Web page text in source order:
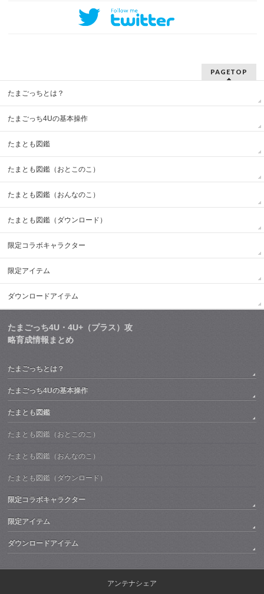
PAGETOP
たまごっちとは？
たまごっち4Uの基本操作
たまとも図鑑
たまとも図鑑（おとこのこ）
たまとも図鑑（おんなのこ）
たまとも図鑑（ダウンロード）
限定コラボキャラクター
限定アイテム
ダウンロードアイテム
たまごっち4U・4U+（プラス）攻
略育成情報まとめ
たまごっちとは？
たまごっち4Uの基本操作
たまとも図鑑
たまとも図鑑（おとこのこ）
たまとも図鑑（おんなのこ）
たまとも図鑑（ダウンロード）
限定コラボキャラクター
限定アイテム
ダウンロードアイテム
アンテナシェア